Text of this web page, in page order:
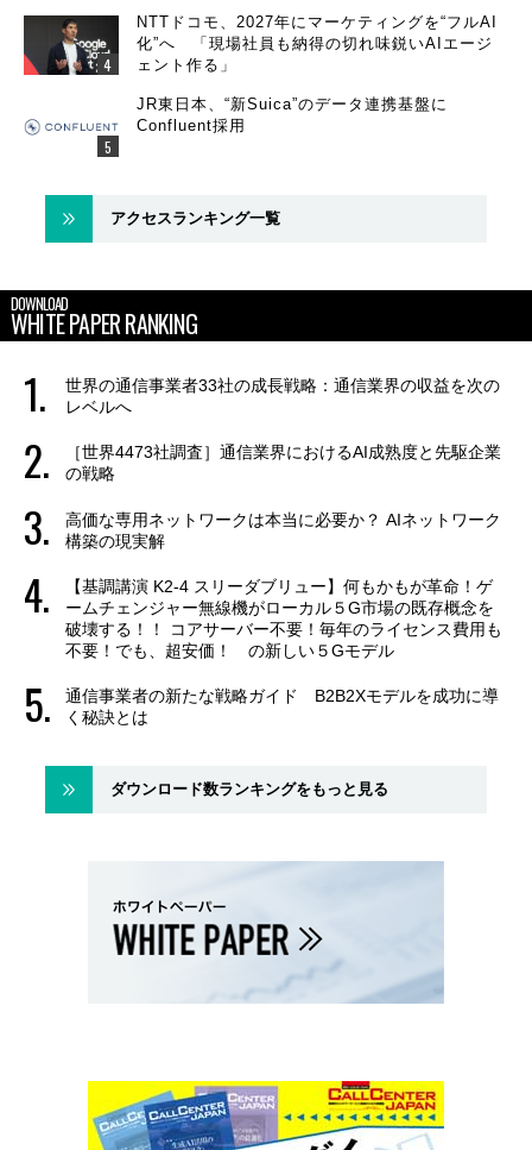
NTTドコモ、2027年にマーケティングを“フルAI
化”へ 「現場社員も納得の切れ味鋭いAIエージ
ェント作る」
JR東日本、“新Suica”のデータ連携基盤に
Confluent採用
アクセスランキング一覧
DOWNLOAD
WHITE PAPER RANKING
世界の通信事業者33社の成長戦略：通信業界の収益を次の
レベルへ
［世界4473社調査］通信業界におけるAI成熟度と先駆企業
の戦略
高価な専用ネットワークは本当に必要か？ AIネットワーク
構築の現実解
【基調講演 K2-4 スリーダブリュー】何もかもが革命！ゲ
ームチェンジャー無線機がローカル５G市場の既存概念を
破壊する！！ コアサーバー不要！毎年のライセンス費用も
不要！でも、超安価！ の新しい５Gモデル
通信事業者の新たな戦略ガイド B2B2Xモデルを成功に導
く秘訣とは
ダウンロード数ランキングをもっと見る